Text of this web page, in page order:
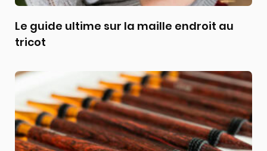
Le guide ultime sur la maille endroit au
tricot